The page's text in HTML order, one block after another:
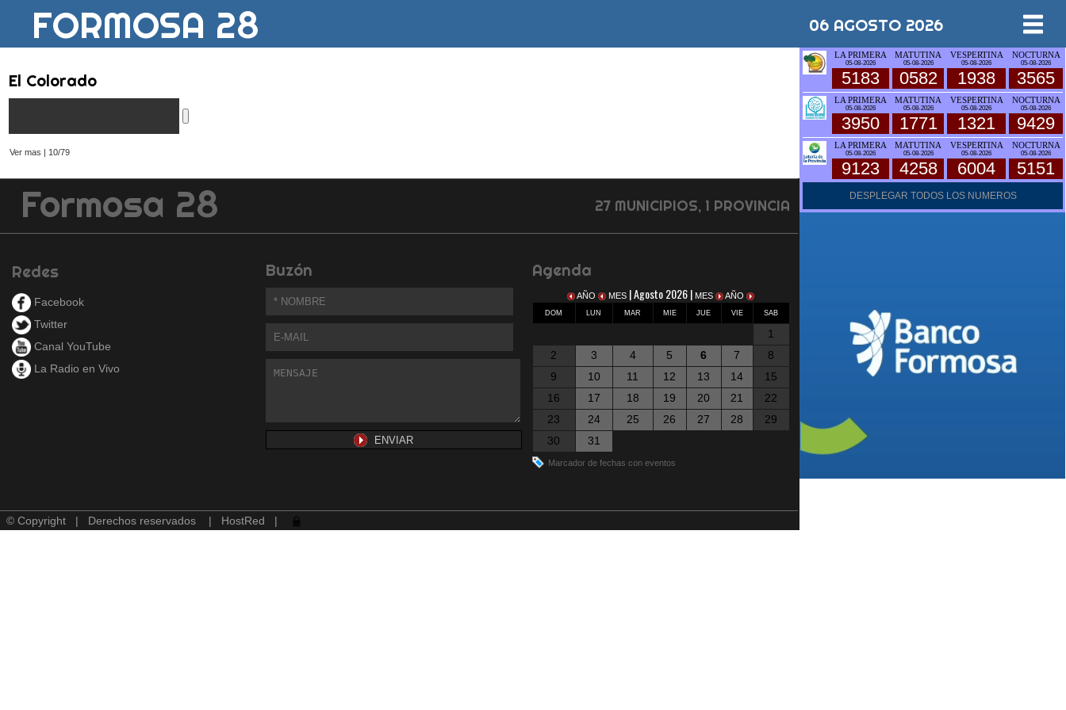
06 AGOSTO 2026
LA PRIMERA
05-08-2026
5183
MATUTINA
05-08-2026
0582
VESPERTINA
05-08-2026
1938
NOCTURNA
05-08-2026
3565
LA PRIMERA
05-08-2026
3950
MATUTINA
05-08-2026
1771
VESPERTINA
05-08-2026
1321
NOCTURNA
05-08-2026
9429
LA PRIMERA
05-08-2026
9123
MATUTINA
05-08-2026
4258
VESPERTINA
05-08-2026
6004
NOCTURNA
05-08-2026
5151
DESPLEGAR TODOS LOS NUMEROS
FORMOSA 28
El Colorado
Ver mas | 10/79
Formosa 28 27 MUNICIPIOS, 1 PROVINCIA
Redes
Facebook
Twitter
Canal YouTube
La Radio en Vivo
Buzón Agenda
AÑO MES | Agosto 2026 | MES AÑO
DOM LUN MAR MIE JUE VIE SAB
1
2
3 4 5 6 7
8
9
10 11 12 13 14
15
16
17 18 19 20 21
22
23
24 25 26 27 28
29
30
31
Marcador de fechas con eventos
© Copyright | Derechos reservados | HostRed |